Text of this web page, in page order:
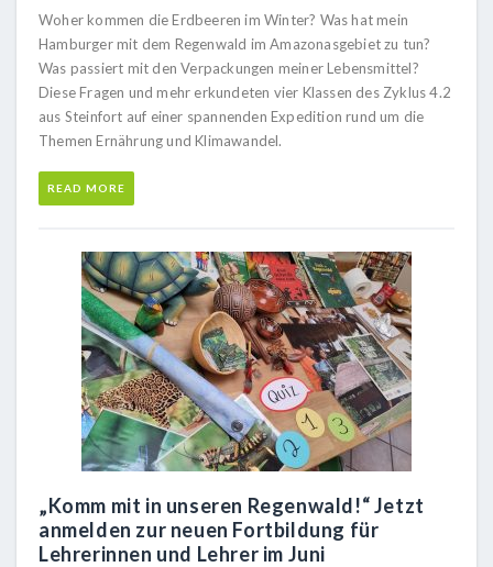
Woher kommen die Erdbeeren im Winter? Was hat mein
Hamburger mit dem Regenwald im Amazonasgebiet zu tun?
Was passiert mit den Verpackungen meiner Lebensmittel?
Diese Fragen und mehr erkundeten vier Klassen des Zyklus 4.2
aus Steinfort auf einer spannenden Expedition rund um die
Themen Ernährung und Klimawandel.
READ MORE
„Komm mit in unseren Regenwald!“ Jetzt
anmelden zur neuen Fortbildung für
Lehrerinnen und Lehrer im Juni